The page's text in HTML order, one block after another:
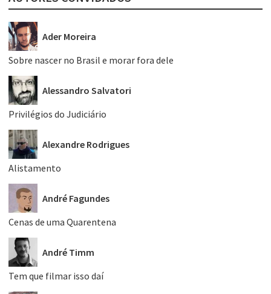
Ader Moreira
Sobre nascer no Brasil e morar fora dele
Alessandro Salvatori
Privilégios do Judiciário
Alexandre Rodrigues
Alistamento
André Fagundes
Cenas de uma Quarentena
André Timm
Tem que filmar isso daí